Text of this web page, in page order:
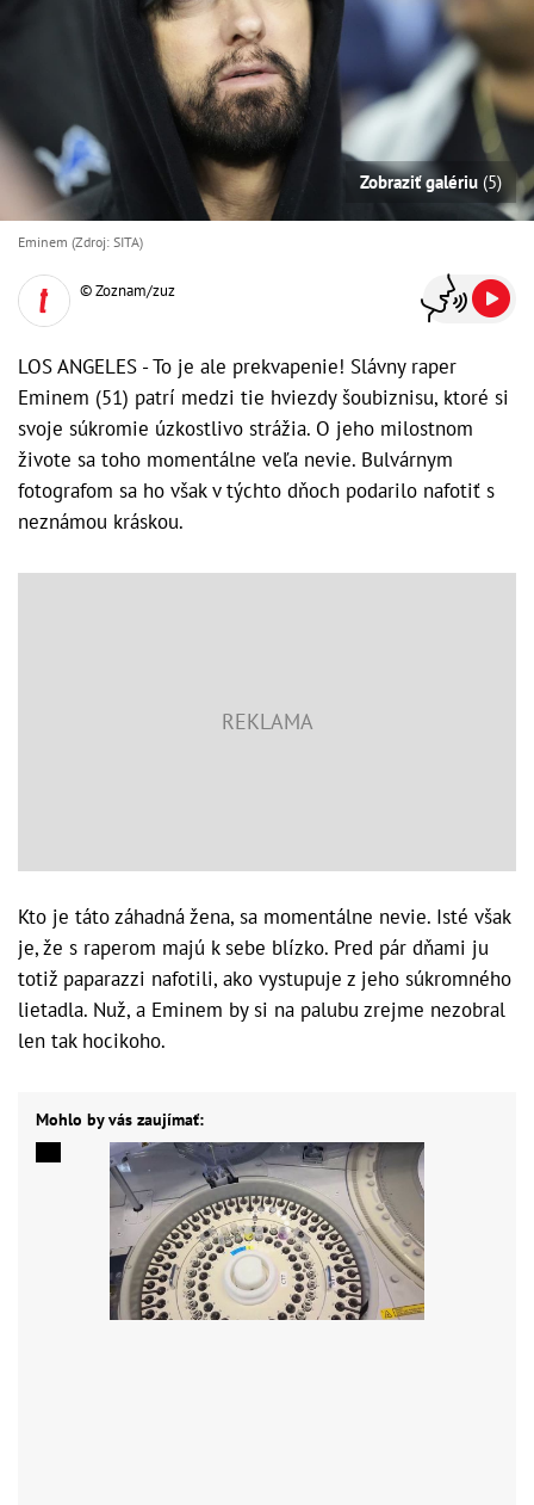
Zobraziť galériu (5)
Eminem (Zdroj: SITA)
© Zoznam/zuz
LOS ANGELES - To je ale prekvapenie! Slávny raper
Eminem (51) patrí medzi tie hviezdy šoubiznisu, ktoré si
svoje súkromie úzkostlivo strážia. O jeho milostnom
živote sa toho momentálne veľa nevie. Bulvárnym
fotografom sa ho však v týchto dňoch podarilo nafotiť s
neznámou kráskou.
Kto je táto záhadná žena, sa momentálne nevie. Isté však
je, že s raperom majú k sebe blízko. Pred pár dňami ju
totiž paparazzi nafotili, ako vystupuje z jeho súkromného
lietadla. Nuž, a Eminem by si na palubu zrejme nezobral
len tak hocikoho.
Mohlo by vás zaujímať: